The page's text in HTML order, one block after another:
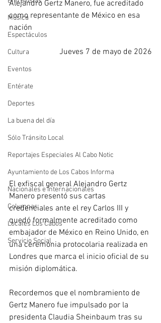
Música
Espectáculos
Cultura
Eventos
Entérate
Deportes
La buena del día
Sólo Tránsito Local
Reportajes Especiales Al Cabo Notic
Ayuntamiento de Los Cabos Informa
Nacionales e Internacionales
Columnas
Locales Los Cabos
Servicio Social
Alejandro Gertz Manero, fue acreditado
como representante de México en esa
nación
Jueves 7 de mayo de 2026
El exfiscal general Alejandro Gertz
Manero presentó sus cartas
credenciales ante el rey Carlos III y
quedó formalmente acreditado como
embajador de México en Reino Unido, en
una ceremonia protocolaria realizada en
Londres que marca el inicio oficial de su
misión diplomática.
Recordemos que el nombramiento de
Gertz Manero fue impulsado por la
presidenta Claudia Sheinbaum tras su